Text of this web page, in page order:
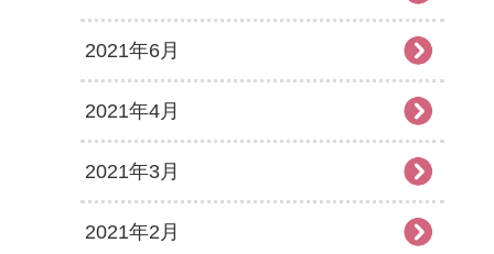
2021年6月
2021年4月
2021年3月
2021年2月